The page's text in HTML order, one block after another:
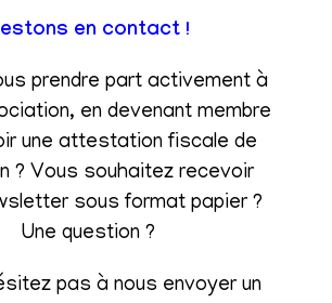
en contact !
prendre part activement à
en devenant membre
une attestation fiscale de
? Vous souhaitez recevoir
sous format papier ?
Une question ?
pas à nous envoyer un